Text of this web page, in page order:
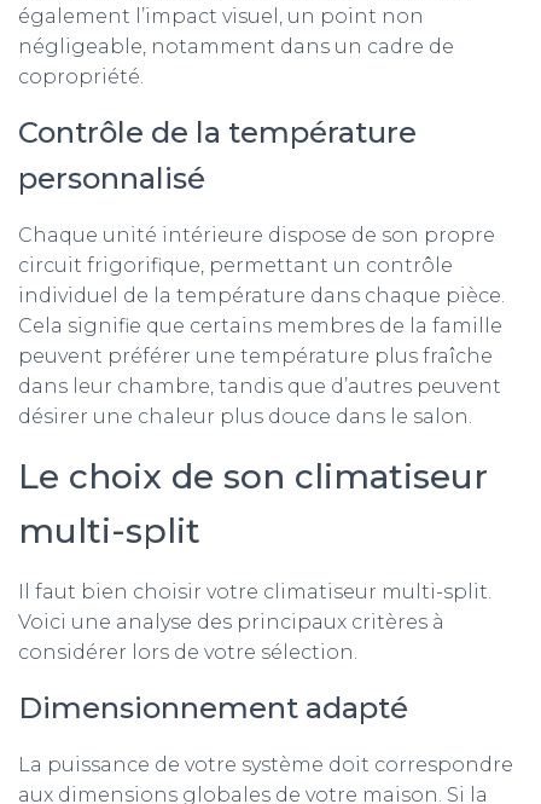
également l’impact visuel, un point non
négligeable, notamment dans un cadre de
copropriété.
Contrôle de la température
personnalisé
Chaque unité intérieure dispose de son propre
circuit frigorifique, permettant un contrôle
individuel de la température dans chaque pièce.
Cela signifie que certains membres de la famille
peuvent préférer une température plus fraîche
dans leur chambre, tandis que d’autres peuvent
désirer une chaleur plus douce dans le salon.
Le choix de son climatiseur
multi-split
Il faut bien choisir votre climatiseur multi-split.
Voici une analyse des principaux critères à
considérer lors de votre sélection.
Dimensionnement adapté
La puissance de votre système doit correspondre
aux dimensions globales de votre maison. Si la